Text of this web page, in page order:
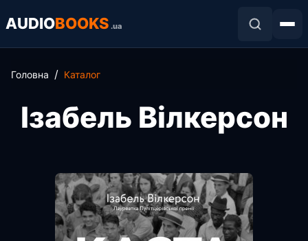
AUDIOBOOKS .ua
Головна Каталог
Ізабель Вілкерсон